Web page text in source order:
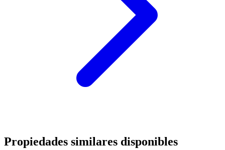
Propiedades similares disponibles